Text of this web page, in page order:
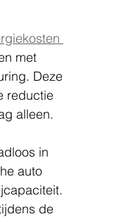
met
Deze
reductie
alleen.
in
auto
de